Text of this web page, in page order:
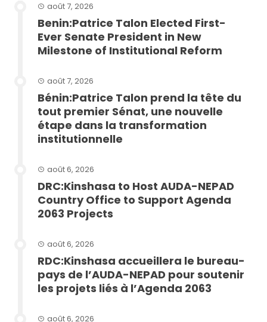
août 7, 2026
Benin:Patrice Talon Elected First-
Ever Senate President in New
Milestone of Institutional Reform
août 7, 2026
Bénin:Patrice Talon prend la tête du
tout premier Sénat, une nouvelle
étape dans la transformation
institutionnelle
août 6, 2026
DRC:Kinshasa to Host AUDA-NEPAD
Country Office to Support Agenda
2063 Projects
août 6, 2026
RDC:Kinshasa accueillera le bureau-
pays de l’AUDA-NEPAD pour soutenir
les projets liés à l’Agenda 2063
août 6, 2026